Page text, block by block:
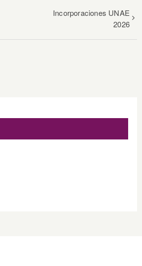
Incorporaciones UNAE
2026